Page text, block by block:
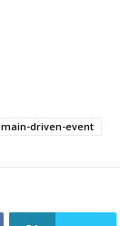
driven-event